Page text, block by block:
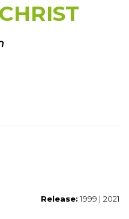
Release:1999 | 2021